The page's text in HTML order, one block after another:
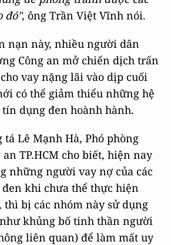
đó", ông Trần Việt Vĩnh nói.
nạn này, nhiều người dân
Công an mở chiến dịch trấn
vay nặng lãi vào dịp cuối
có thể giảm thiểu những hệ
dụng đen hoành hành.
Lê Mạnh Hà, Phó phòng
TP.HCM cho biết, hiện nay
những người vay nợ của các
khi chưa thể thực hiện
bị các nhóm này sử dụng
khủng bố tinh thần người
liên quan) để làm mất uy